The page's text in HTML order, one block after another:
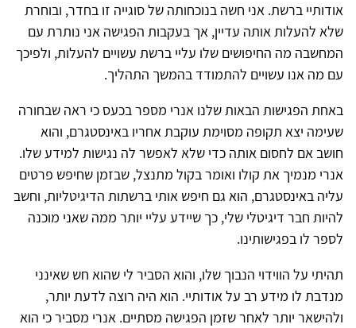
אודותיי ברשת. אני חשה בנוכחותה של סוגייה זו בחדר, ובוחרת
שלא להעלות אותה עדיין, אך בעקבות הפגישה אני נותרת עם
המחשבה מה החיפושים שלו עליי ברשת עשויים להעלות, ולפיכך
עם מה אנו עשויים להתמודד בהמשך התהליך.
באחת הפגישות הבאות שלנו אנרי מספר בכעס כי ראה שבחורה
שעימה יצא תקופה מסוימת עוקבת אחריו באינסטגרם, והוא
חושב אם לחסום אותה כדי שלא לאפשר לה נגישות למידע שלו.
אנרי מנמיך את קולו ואומר בקול מתנצל, שבזמן שחיפש פרטים
עליה באינסטגרם, הוא גם חיפש אותי ברשתות הדיגיטליות, וחשב
להיות חבר דיגיטלי שלי, כך שיידע עליי יותר ממה שאני מוכנה
לספר לו בפגישותינו.
תהיתי על הווידוי הנבוך שלו, והוא הסביר לי שהוא חש שאינני
מנדבת לו מידע רב על אודותיי. הוא היה רוצה לדעת יותר,
ולהישאר יותר לאחר שזמן הפגישה מסתיים. אנרי מסביר כי הוא